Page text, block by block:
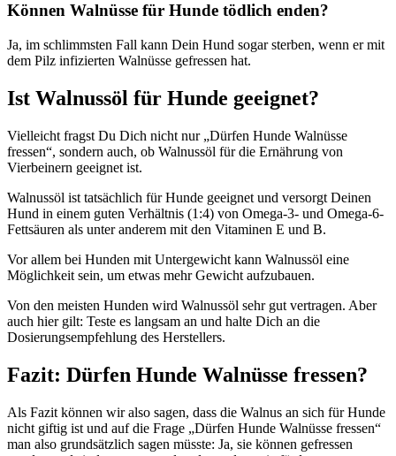
Können Walnüsse für Hunde tödlich enden?
Ja, im schlimmsten Fall kann Dein Hund sogar sterben, wenn er mit
dem Pilz infizierten Walnüsse gefressen hat.
Ist Walnussöl für Hunde geeignet?
Vielleicht fragst Du Dich nicht nur „Dürfen Hunde Walnüsse
fressen“, sondern auch, ob Walnussöl für die Ernährung von
Vierbeinern geeignet ist.
Walnussöl ist tatsächlich für Hunde geeignet und versorgt Deinen
Hund in einem guten Verhältnis (1:4) von Omega-3- und Omega-6-
Fettsäuren als unter anderem mit den Vitaminen E und B.
Vor allem bei Hunden mit Untergewicht kann Walnussöl eine
Möglichkeit sein, um etwas mehr Gewicht aufzubauen.
Von den meisten Hunden wird Walnussöl sehr gut vertragen. Aber
auch hier gilt: Teste es langsam an und halte Dich an die
Dosierungsempfehlung des Herstellers.
Fazit: Dürfen Hunde Walnüsse fressen?
Als Fazit können wir also sagen, dass die Walnus an sich für Hunde
nicht giftig ist und auf die Frage „Dürfen Hunde Walnüsse fressen“
man also grundsätzlich sagen müsste: Ja, sie können gefressen